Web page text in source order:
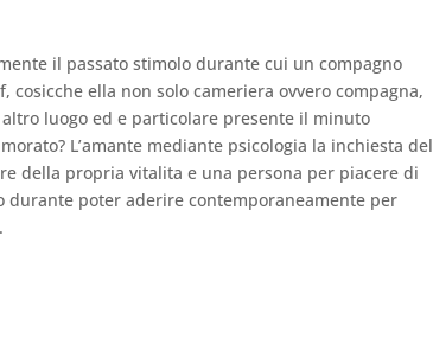
il passato stimolo durante cui un compagno
ella non solo cameriera ovvero compagna,
luogo ed e particolare presente il minuto
L’amante mediante psicologia la inchiesta del
della propria vitalita e una persona per piacere di
durante poter aderire contemporaneamente per